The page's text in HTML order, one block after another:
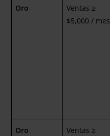
Oro
Ventas ≥
$5,000 / mes
Oro
Ventas ≥